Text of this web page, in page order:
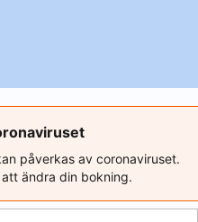
påverkas av coronaviruset.
ändra din bokning.